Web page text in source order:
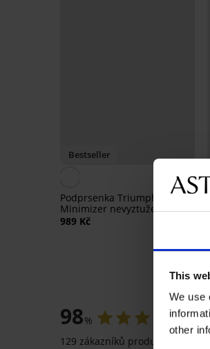
This
We use
other
Bestseller
4,9
Podprsenka Triumph Lovely
Minimizer nevyztužená
989 Kč
98%
129 zákazníků produkt hodnotilo